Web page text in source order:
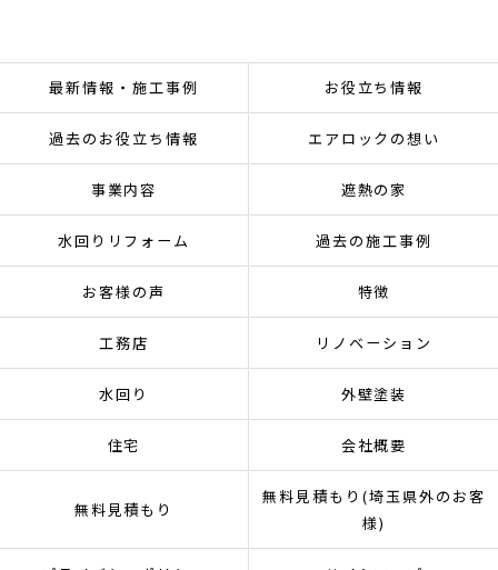
最新情報・施工事例 お役立ち情報
過去のお役立ち情報 エアロックの想い
事業内容 遮熱の家
水回りリフォーム 過去の施工事例
お客様の声 特徴
工務店 リノベーション
水回り 外壁塗装
住宅 会社概要
無料見積もり
無料見積もり(埼玉県外のお客
様)